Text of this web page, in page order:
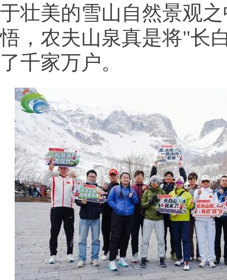
于壮美的雪山自然景观
悟，农夫山泉真是将"长
了千家万户。